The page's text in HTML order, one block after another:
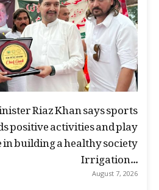
Riaz Khan says sports
positive activities and play
building a healthy society
Irrigation...
August 7, 2026